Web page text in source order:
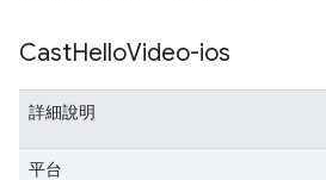
CastHelloVideo-ios
詳細說明
平台